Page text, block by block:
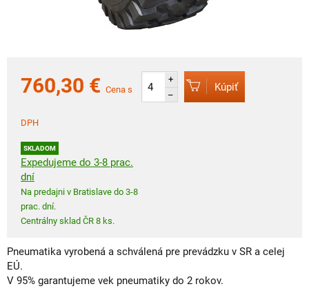
760,30 € Cena s
DPH
SKLADOM
Expedujeme do 3-8 prac.
dní
Na predajni v Bratislave do 3-8
prac. dní.
Centrálny sklad ČR 8 ks.
+
–
Kúpiť
Pneumatika vyrobená a schválená pre prevádzku v SR a celej
EÚ.
V 95% garantujeme vek pneumatiky do 2 rokov.